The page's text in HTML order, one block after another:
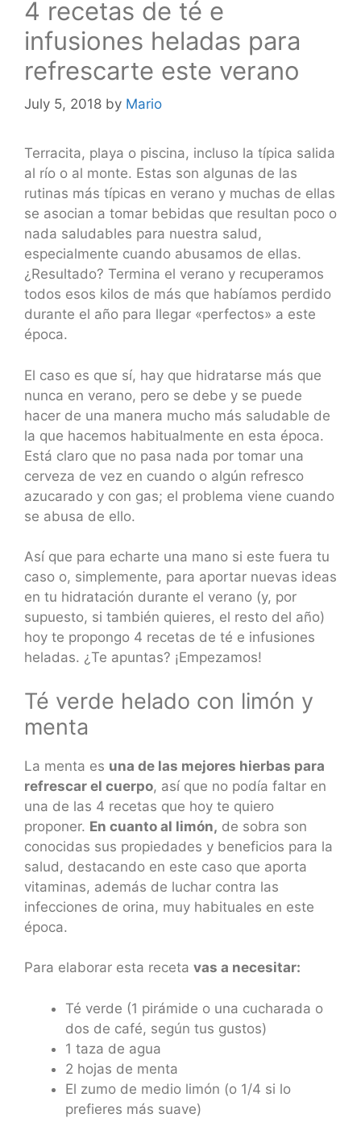
4 recetas de té e
infusiones heladas para
refrescarte este verano
July 5, 2018 by Mario
Terracita, playa o piscina, incluso la típica salida
al río o al monte. Estas son algunas de las
rutinas más típicas en verano y muchas de ellas
se asocian a tomar bebidas que resultan poco o
nada saludables para nuestra salud,
especialmente cuando abusamos de ellas.
¿Resultado? Termina el verano y recuperamos
todos esos kilos de más que habíamos perdido
durante el año para llegar «perfectos» a este
época.
El caso es que sí, hay que hidratarse más que
nunca en verano, pero se debe y se puede
hacer de una manera mucho más saludable de
la que hacemos habitualmente en esta época.
Está claro que no pasa nada por tomar una
cerveza de vez en cuando o algún refresco
azucarado y con gas; el problema viene cuando
se abusa de ello.
Así que para echarte una mano si este fuera tu
caso o, simplemente, para aportar nuevas ideas
en tu hidratación durante el verano (y, por
supuesto, si también quieres, el resto del año)
hoy te propongo 4 recetas de té e infusiones
heladas. ¿Te apuntas? ¡Empezamos!
Té verde helado con limón y
menta
La menta es una de las mejores hierbas para
refrescar el cuerpo, así que no podía faltar en
una de las 4 recetas que hoy te quiero
proponer. En cuanto al limón, de sobra son
conocidas sus propiedades y beneficios para la
salud, destacando en este caso que aporta
vitaminas, además de luchar contra las
infecciones de orina, muy habituales en este
época.
Para elaborar esta receta vas a necesitar:
Té verde (1 pirámide o una cucharada o
dos de café, según tus gustos)
1 taza de agua
2 hojas de menta
El zumo de medio limón (o 1/4 si lo
prefieres más suave)